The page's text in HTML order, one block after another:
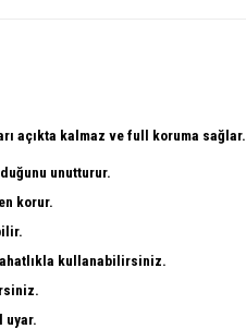
açıkta kalmaz ve full koruma sağlar.
unutturur.
korur.
kullanabilirsiniz.
uyar.